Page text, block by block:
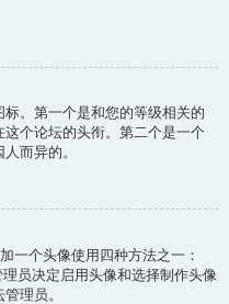
。第一个是和您的等级相关的
个论坛的头衔。第二个是一个
而异的。
一个头像使用四种方法之一：
员决定启用头像和选择制作头像
理员。